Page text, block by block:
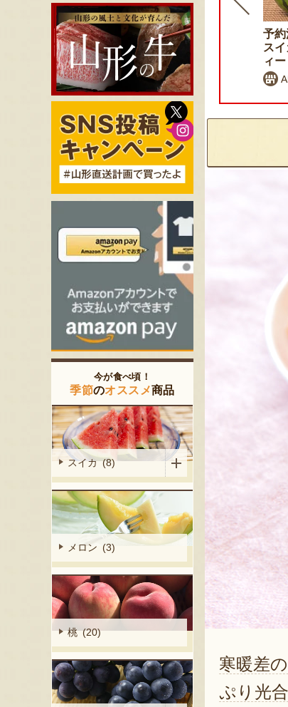
予約注文：山形県産 桃（贈
答用・家庭用）
戸田農園
予約
ス
ィー
寒暖差
ぷり光
今が食べ頃！
季節のオススメ商品
スイカ (8)
メロン (3)
桃 (20)